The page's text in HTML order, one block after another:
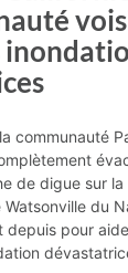
communauté
de digue sur
Watsonville du
depuis pour